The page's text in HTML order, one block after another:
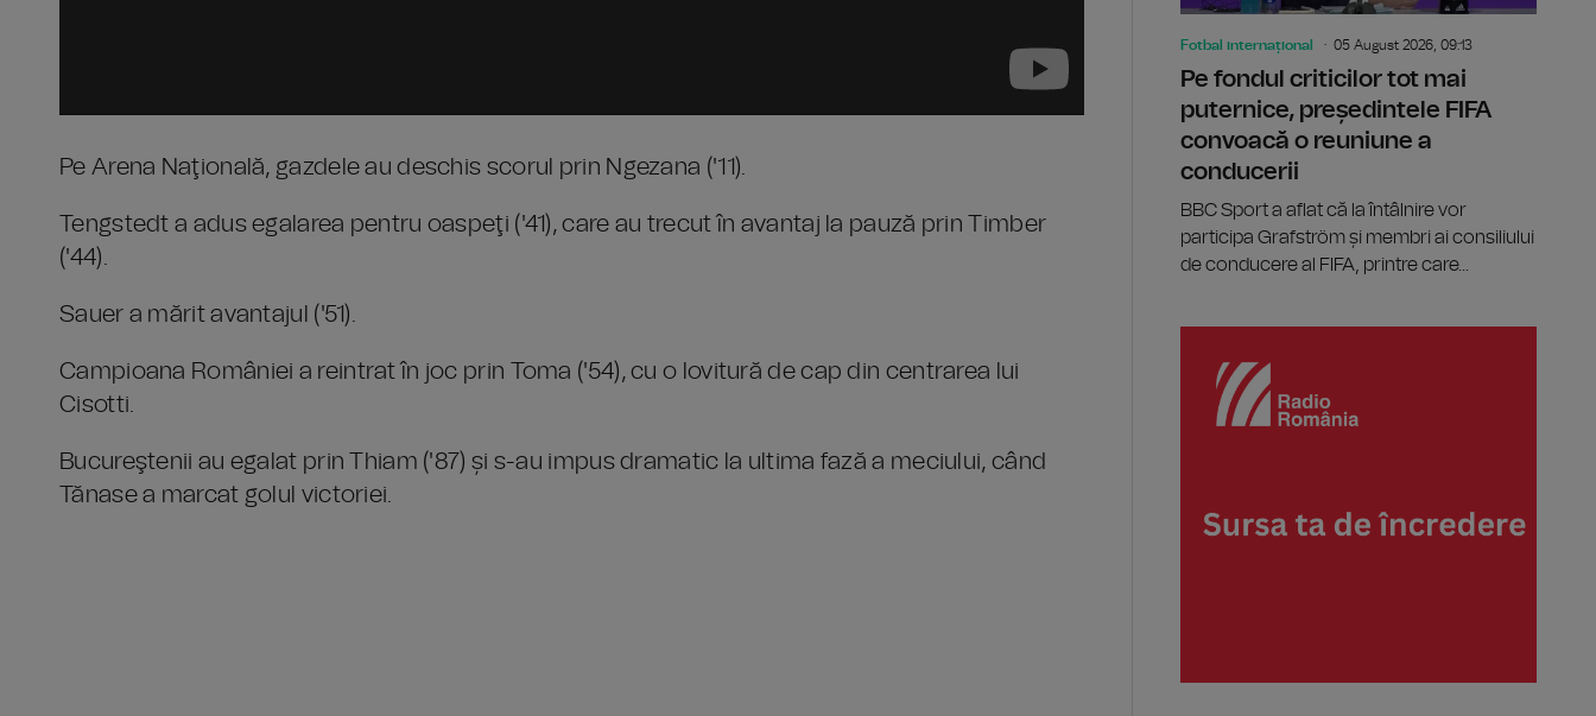
Pe Arena Naţională, gazdele au deschis scorul prin Ngezana ('11).
Tengstedt a adus egalarea pentru oaspeţi ('41), care au trecut în avantaj la pauză prin Timber
('44).
Sauer a mărit avantajul ('51).
Campioana României a reintrat în joc prin Toma ('54), cu o lovitură de cap din centrarea lui
Cisotti.
Bucureştenii au egalat prin Thiam ('87) și s-au impus dramatic la ultima fază a meciului, când
Tănase a marcat golul victoriei.
Fotbal internațional 05 August 2026, 09:13
Pe fondul criticilor tot mai
puternice, președintele FIFA
convoacă o reuniune a
conducerii
BBC Sport a aflat că la întâlnire vor
participa Grafström și membri ai consiliului
de conducere al FIFA, printre care...